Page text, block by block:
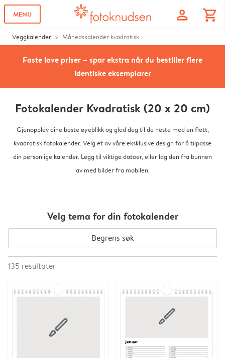
MENU profile shopping_cart
Veggkalender Månedskalender kvadratisk
Faste lave priser – spar ekstra når du bestiller flere
identiske eksemplarer
Fotokalender Kvadratisk (20 x 20 cm)
Gjenopplev dine beste øyeblikk og gled deg til de neste med en flott,
kvadratisk fotokalender. Velg et av våre eksklusive design for å tilpasse
din personlige kalender. Legg til viktige datoer, eller lag den fra bunnen
av med bilder fra mobilen.
Velg tema for din fotokalender
Begrens søk
135 resultater